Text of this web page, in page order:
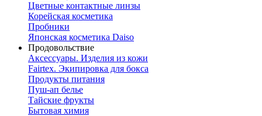
Цветные контактные линзы
Корейская косметика
Пробники
Японская косметика Daiso
Продовольствие
Аксессуары. Изделия из кожи
Fairtex. Экипировка для бокса
Продукты питания
Пуш-ап белье
Тайские фрукты
Бытовая химия